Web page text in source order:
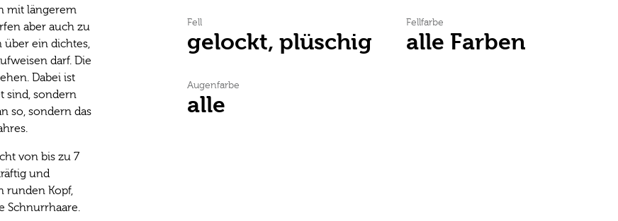
mit längerem
aber auch zu
ein dichtes,
darf. Die
Dabei ist
sind, sondern
so, sondern das
von bis zu 7
und
runden Kopf,
Schnurrhaare.
Fell
gelockt, plüschig
Fellfarbe
alle Farben
Augenfarbe
alle